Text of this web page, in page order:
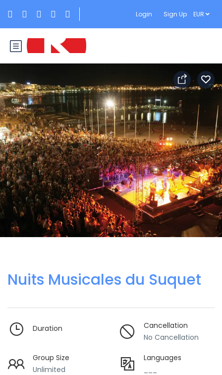
Login Sign Up EUR
Nuits Musicales du Suquet
Duration
Cancellation
No Cancellation
Group Size
Unlimited
Languages